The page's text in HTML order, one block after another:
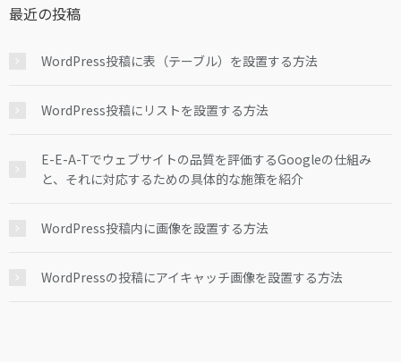
最近の投稿
WordPress投稿に表（テーブル）を設置する方法
WordPress投稿にリストを設置する方法
E-E-A-Tでウェブサイトの品質を評価するGoogleの仕組み
と、それに対応するための具体的な施策を紹介
WordPress投稿内に画像を設置する方法
WordPressの投稿にアイキャッチ画像を設置する方法